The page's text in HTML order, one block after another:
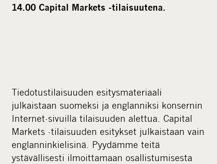
14.00 Capital Markets -tilaisuutena.
Tiedotustilaisuuden esitysmateriaali
julkaistaan suomeksi ja englanniksi konsernin
Internet-sivuilla tilaisuuden alettua. Capital
Markets -tilaisuuden esitykset julkaistaan vain
englanninkielisinä. Pyydämme teitä
ystävällisesti ilmoittamaan osallistumisesta